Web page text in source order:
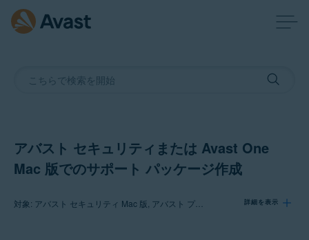
アバスト セキュリティまたは Avast One
Mac 版でのサポート パッケージ作成
詳細を表示